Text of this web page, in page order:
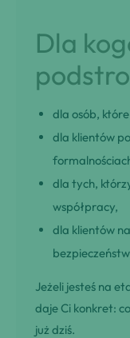
Dla
dla osób,
dla klientów
dla tych,
współpracy,
dla klientów
Jeżeli jesteś na
daje Ci konkret:
już dziś.